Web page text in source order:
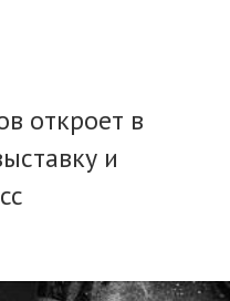
откроет в
и